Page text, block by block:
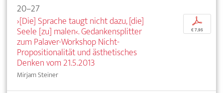
20–27
›[Die] Sprache taugt nicht dazu, [die]
Seele [zu] malen‹. Gedankensplitter
zum Palaver-Workshop Nicht-
Propositionalität und ästhetisches
Denken vom 21.5.2013
Mirjam Steiner
p
€ 7,95